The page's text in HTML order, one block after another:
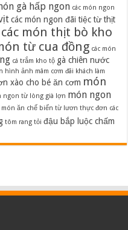
gà hấp ngon các món ngon
các món ngon đãi tiệc từ thịt
các món thịt bò kho
từ cua đồng các món
cá trắm kho tộ gà chiên nước
hình ảnh mâm cơm đãi khách làm
xào cho bé ăn cơm món
ngon từ lòng già lợn món ngon
món ăn chế biến từ lươn thực đơn các
tôm rang tỏi đậu bắp luộc chấm